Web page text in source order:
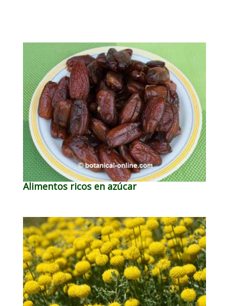
Alimentos ricos en azúcar